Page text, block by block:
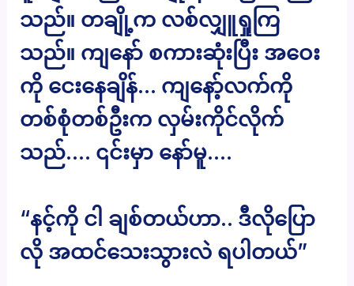
သည်။ တချို့က လစ်လျှူရှုကြ
သည်။ ကျနော် စကားဆုံးပြီး အဝေး
ကို ငေးနေချိန်… ကျနော့်လက်ကို
တစ်စုံတစ်ဦးက လှမ်းကိုင်လိုက်
သည်…. ၎င်းမှာ နော်မူ….
“နင့်ကို ငါ ချစ်တယ်ဟာ.. ဒီလိုပြော
လို အထင်သေးသွားလဲ ရပါတယ်”